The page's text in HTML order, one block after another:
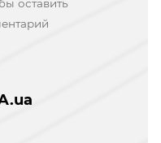
оставить